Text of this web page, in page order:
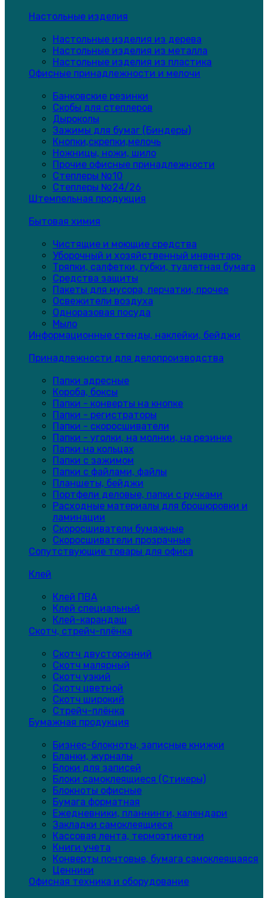
Настольные изделия
Настольные изделия из дерева
Настольные изделия из металла
Настольные изделия из пластика
Офисные принадлежности и мелочи
Банковские резинки
Скобы для степлеров
Дыроколы
Зажимы для бумаг (Биндеры)
Кнопки,скрепки,мелочь
Ножницы, ножи, шило
Прочие офисные принадлежности
Степлеры №10
Степлеры №24/26
Штемпельная продукция
Бытовая химия
Чистящие и моющие средства
Уборочный и хозяйственный инвентарь
Тряпки, салфетки, губки, туалетная бумага
Средства защиты
Пакеты для мусора, перчатки, прочее
Освежители воздуха
Одноразовая посуда
Мыло
Информационные стенды, наклейки, бейджи
Принадлежности для делопроизводства
Папки адресные
Короба, боксы
Папки - конверты на кнопке
Папки - регистраторы
Папки - скоросшиватели
Папки - уголки, на молнии, на резинке
Папки на кольцах
Папки с зажимом
Папки с файлами, файлы
Планшеты, бейджи
Портфели деловые, папки с ручками
Расходные материалы для брошюровки и
ламинации
Скоросшиватели бумажные
Скоросшиватели прозрачные
Сопутствующие товары для офиса
Клей
Клей ПВА
Клей специальный
Клей-карандаш
Скотч, стрейч-плёнка
Скотч двусторонний
Скотч малярный
Скотч узкий
Скотч цветной
Скотч широкий
Стрейч-плёнка
Бумажная продукция
Бизнес-блокноты, записные книжки
Бланки, журналы
Блоки для записей
Блоки самоклеящиеся (Стикеры)
Блокноты офисные
Бумага форматная
Ежедневники, планнинги, календари
Закладки самоклеящиеся
Кассовая лента, термоэтикетки
Книги учета
Конверты почтовые, бумага самоклеящаяся
Ценники
Офисная техника и оборудование